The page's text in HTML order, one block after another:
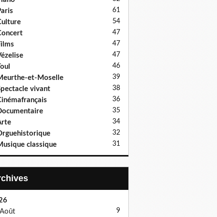
des activités "ludiques" en prison : l'association
61
54
47
47
47
46
et-Moselle 39
vivant 38
36
35
34
32
classique 31
Août
9